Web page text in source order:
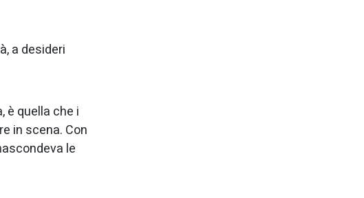
a desideri
è quella che i
in scena. Con
le